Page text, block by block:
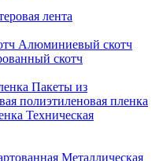
лента
Алюминиевый скотч
скотч
Пакеты из
полиэтиленовая пленка
Техническая
Металлическая